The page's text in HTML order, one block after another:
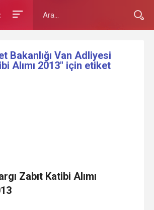
Bakanlığı Van Adliyesi
Alımı 2013" için etiket
Zabıt Katibi Alımı